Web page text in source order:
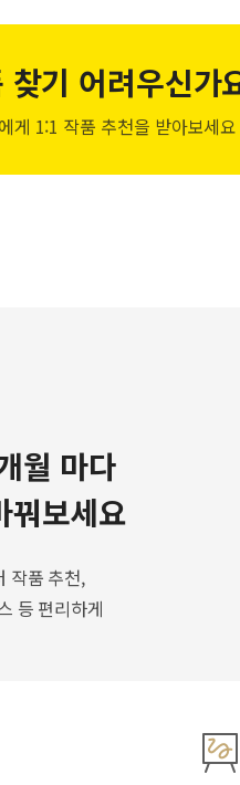
찾기 어려우신가
게 1:1 작품 추천을 받아보세
월 마다
꿔보세요
작품 추천,
등 편리하게